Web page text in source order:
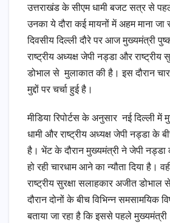
उत्तराखंड के सीएम धामी बजट सत्र से
उनका ये दौरा कई मायनों में अहम माना जा
दिवसीय दिल्ली दौरे पर आज मुख्यमंत्री
राष्ट्रीय अध्यक्ष जेपी नड्डा और राष्ट्रीय
डोभाल से मुलाकात की है। इस दौरान
मुद्दों पर चर्चा हुई है।
मीडिया रिपोर्टस के अनुसार नई दिल्ली में
धामी और राष्ट्रीय अध्यक्ष जेपी नड्डा के
है। भेंट के दौरान मुख्यमंत्री ने जेपी
हो रही चारधाम आने का न्यौता दिया है।
राष्ट्रीय सुरक्षा सलाहकार अजीत
दौरान दोनों के बीच विभिन्न समसामयिक
बताया जा रहा है कि इससे पहले मुख्यमंत्री